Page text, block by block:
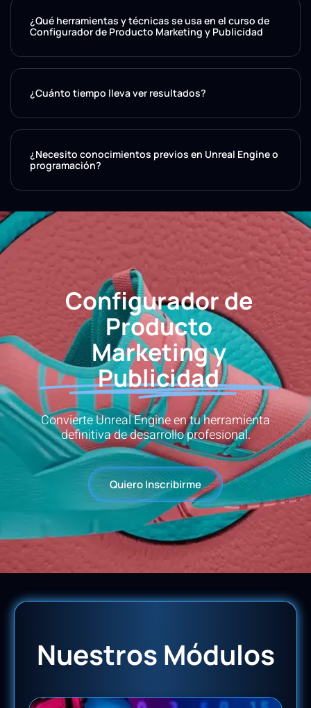
¿Qué herramientas y técnicas se usa en el curso de
Configurador de Producto Marketing y Publicidad
¿Cuánto tiempo lleva ver resultados?
¿Necesito conocimientos previos en Unreal Engine o
programación?
Configurador de
Producto
Marketing y
Publicidad
Convierte Unreal Engine en tu herramienta
definitiva de desarrollo profesional.
Quiero Inscribirme
Nuestros Módulos